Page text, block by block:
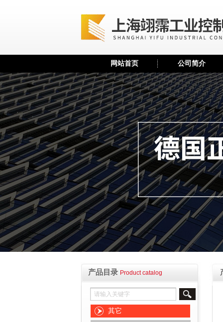
网站首页 公司简介
产品目录 Product catalog
其它